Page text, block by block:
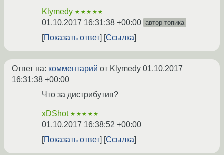
Klymedy ★★★★★
01.10.2017 16:31:38 +00:00 автор топика
Показать ответ Ссылка
Ответ на: комментарий от Klymedy 01.10.2017
16:31:38 +00:00
Что за дистрибутив?
xDShot ★★★★★
01.10.2017 16:38:52 +00:00
Показать ответ
Ссылка